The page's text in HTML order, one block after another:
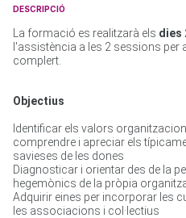
DESCRIPCIÓ
La formació es realitzarà els dies
l'assistència a les 2 sessions per
complert.
Objectius
Identificar els valors
comprendre i apreciar els
savieses de les dones
Diagnosticar i orientar des de la
hegemònics de la pròpia
Adquirir eines per incorporar les
les associacions i col·lectius